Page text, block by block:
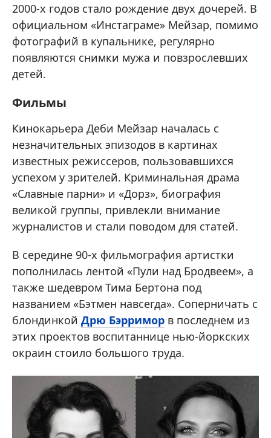
2000-х годов стало рождение двух дочерей. В
официальном «Инстаграме» Мейзар, помимо
фотографий в купальнике, регулярно
появляются снимки мужа и повзрослевших
детей.
Фильмы
Кинокарьера Деби Мейзар началась с
незначительных эпизодов в картинах
известных режиссеров, пользовавшихся
успехом у зрителей. Криминальная драма
«Славные парни» и «Дорз», биография
великой группы, привлекли внимание
журналистов и стали поводом для статей.
В середине 90-х фильмография артистки
пополнилась лентой «Пули над Бродвеем», а
также шедевром Тима Бертона под
названием «Бэтмен навсегда». Соперничать с
блондинкой Дрю Бэрримор в последнем из
этих проектов воспитаннице нью-йоркских
окраин стоило большого труда.